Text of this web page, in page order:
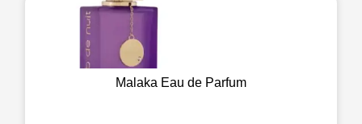
Malaka Eau de Parfum